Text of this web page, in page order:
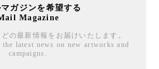
マガジンを希望する
Magazine
の最新情報をお届けいたします。
latest news on new artworks and
campaigns.